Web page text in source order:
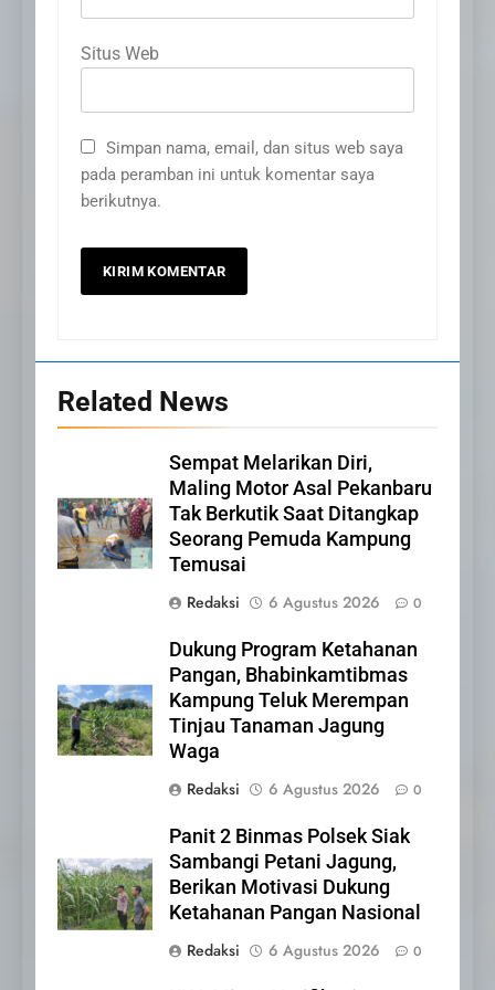
Situs Web
Simpan nama, email, dan situs web saya
pada peramban ini untuk komentar saya
berikutnya.
Related News
Sempat Melarikan Diri,
Maling Motor Asal Pekanbaru
Tak Berkutik Saat Ditangkap
Seorang Pemuda Kampung
Temusai
Redaksi
6 Agustus 2026 0
Dukung Program Ketahanan
Pangan, Bhabinkamtibmas
Kampung Teluk Merempan
Tinjau Tanaman Jagung
Waga
Redaksi
6 Agustus 2026 0
Panit 2 Binmas Polsek Siak
Sambangi Petani Jagung,
Berikan Motivasi Dukung
Ketahanan Pangan Nasional
Redaksi
6 Agustus 2026 0
Selamat Hari Kebangkitan
Nasional
IKLAN
Iklan Pemerintah Kabupaten
Siak
IKLAN
22
NORMAN SILITONGA CALEG
DPRD PROVINSI DKI JAKARTA
23
NURGARAHA HARPAL
NOVTEN, SH CALON ANGGOTA
DPRD PROVINSI DKI JAKARTA
IKLAN